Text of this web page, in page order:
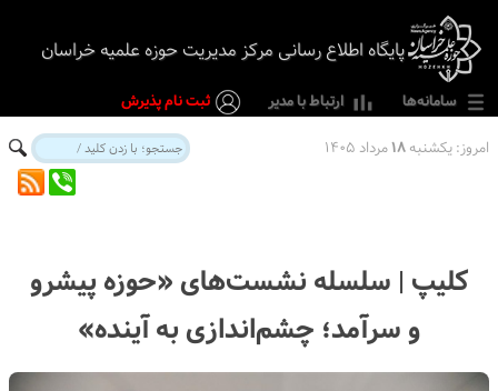
پایگاه اطلاع رسانی مرکز مدیریت حوزه علمیه خراسان
امروز:یکشنبه۱۸مرداد ۱۴۰۵
سامانه‌ها ارتباط با مدیر ثبت نام پذیرش
کلیپ | سلسله نشست‌های «حوزه پیشرو
و سرآمد؛ چشم‌اندازی به آینده»